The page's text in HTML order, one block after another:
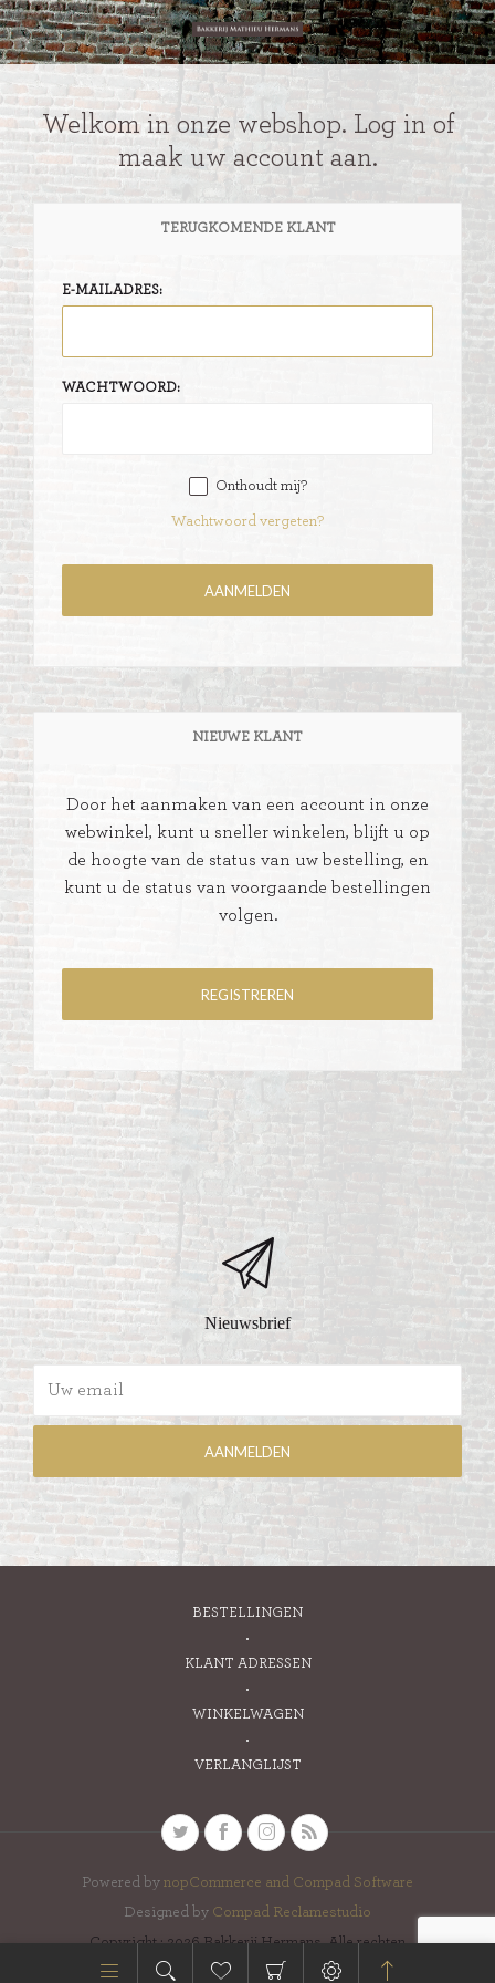
Welkom in onze webshop. Log in of
maak uw account aan.
TERUGKOMENDE KLANT
E-MAILADRES:
WACHTWOORD:
Onthoudt mij?
Wachtwoord vergeten?
NIEUWE KLANT
Door het aanmaken van een account in onze
webwinkel, kunt u sneller winkelen, blijft u op
de hoogte van de status van uw bestelling, en
kunt u de status van voorgaande bestellingen
volgen.
Nieuwsbrief
BESTELLINGEN
KLANT ADRESSEN
WINKELWAGEN
VERLANGLIJST
Powered by nopCommerce and Compad Software
Designed by Compad Reclamestudio
Copyright ; 2026 Bakkerij Hermans. Alle rechten
voorbehouden.